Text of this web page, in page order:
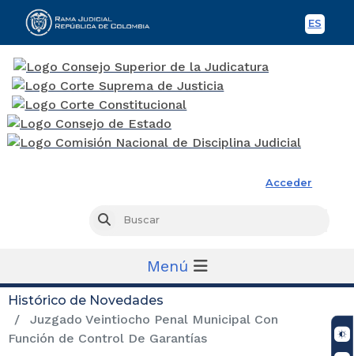
ES
Acceder
Buscar
Menú
Histórico de Novedades
Juzgado Veintiocho Penal Municipal Con
Función de Control De Garantías